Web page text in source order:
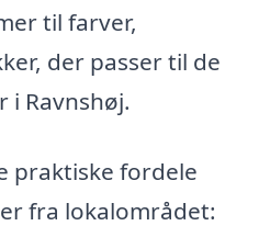
til farver,
der passer til de
i Ravnshøj.
praktiske fordele
fra lokalområdet: